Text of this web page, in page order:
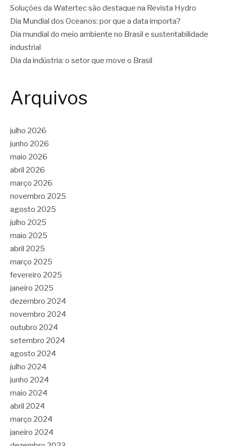
Soluções da Watertec são destaque na Revista Hydro
Dia Mundial dos Oceanos: por que a data importa?
Dia mundial do meio ambiente no Brasil e sustentabilidade
industrial
Dia da indústria: o setor que move o Brasil
Arquivos
julho 2026
junho 2026
maio 2026
abril 2026
março 2026
novembro 2025
agosto 2025
julho 2025
maio 2025
abril 2025
março 2025
fevereiro 2025
janeiro 2025
dezembro 2024
novembro 2024
outubro 2024
setembro 2024
agosto 2024
julho 2024
junho 2024
maio 2024
abril 2024
março 2024
janeiro 2024